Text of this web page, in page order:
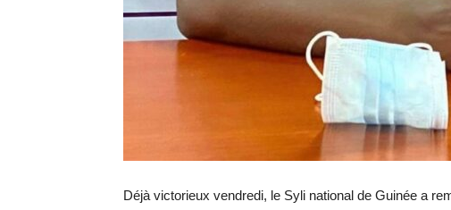
Déjà victorieux vendredi, le Syli national de Guinée a